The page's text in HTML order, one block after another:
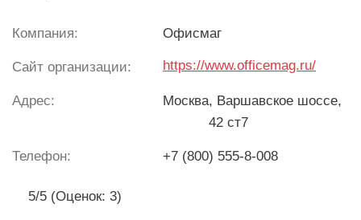
Компания: Офисмаг
Сайт организации: https://www.officemag.ru/
Адрес: Москва, Варшавское шоссе,
42 ст7
Телефон: +7 (800) 555-8-008
5/5 (Оценок: 3)